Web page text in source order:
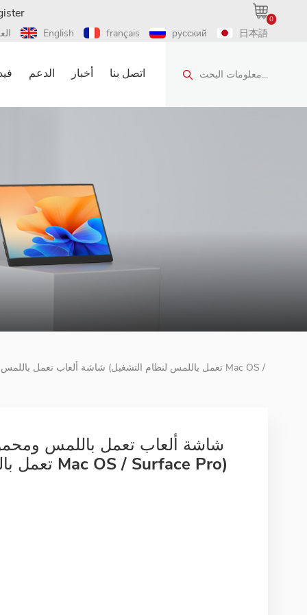
0
English français русский 日本語
معلومات البحث... الدعم أخبار اتصل بنا
بوصة (تعمل باللمس لنظام التشغيل Mac OS / Surface Pro)